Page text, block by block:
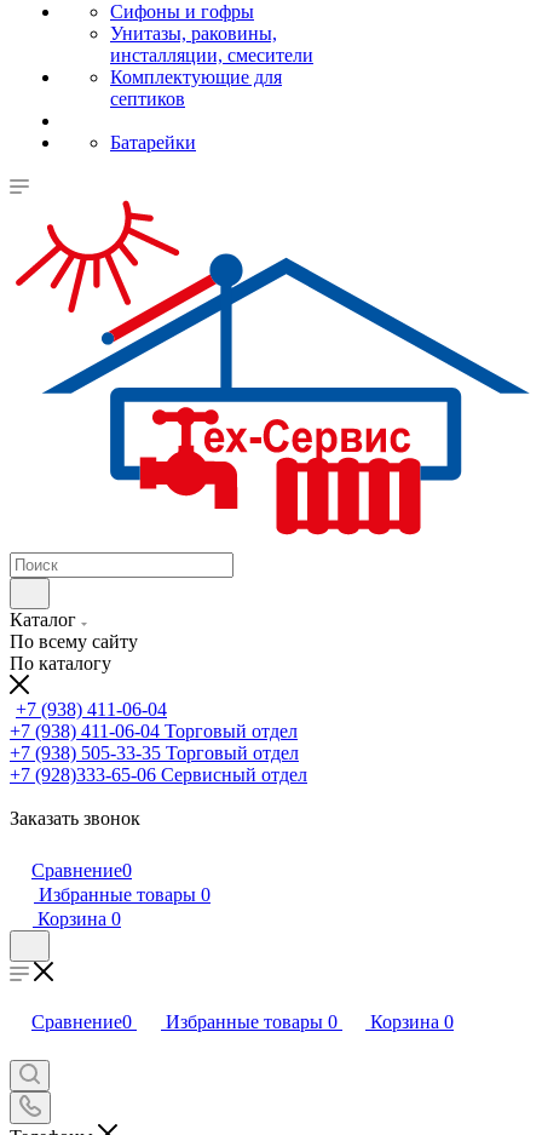
Сифоны и гофры
Унитазы, раковины,
инсталляции, смесители
Комплектующие для
септиков
Батарейки
Каталог
По всему сайту
По каталогу
+7 (938) 411-06-04
+7 (938) 411-06-04 Торговый отдел
+7 (938) 505-33-35 Торговый отдел
+7 (928)333-65-06 Сервисный отдел
Заказать звонок
Сравнение0
Избранные товары 0
Корзина 0
Сравнение0 Избранные товары 0 Корзина 0